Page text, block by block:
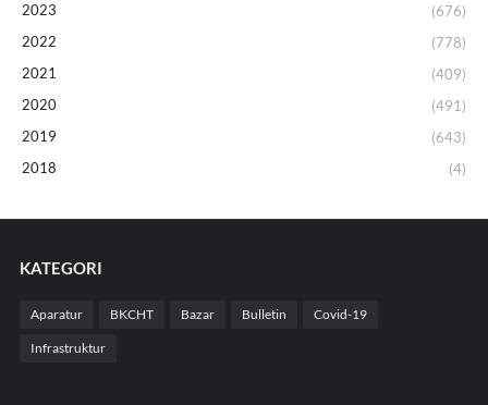
2023
(676)
2022
(778)
2021
(409)
2020
(491)
2019
(643)
2018
(4)
KATEGORI
Aparatur BKCHT Bazar Bulletin Covid-19
Infrastruktur